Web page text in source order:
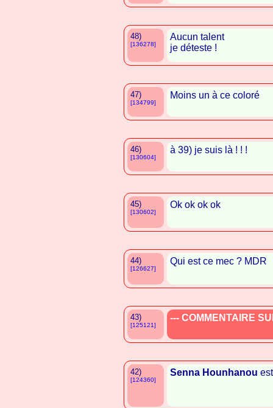
48)
[136278]
Aucun talent
je déteste !
47)
[134799]
Moins un à ce coloré
46)
[130604]
à 39) je suis là ! ! !
45)
[130602]
Ok ok ok ok
44)
[126627]
Qui est ce mec ? MDR
43)
[125121]
--- COMMENTAIRE
42)
[124360]
Senna Hounhanou